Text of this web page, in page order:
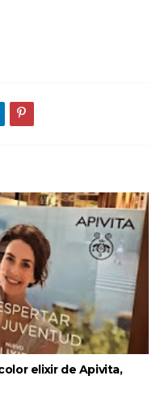
elixir de Apivita,